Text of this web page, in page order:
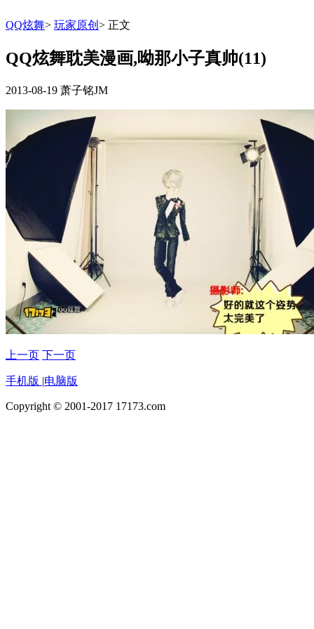
QQ炫舞> 玩家原创 > 正文
QQ炫舞耽美漫画,呦那小子真帅(11)
2013-08-19 萧子铭JM
上一页 下一页
手机版 |电脑版
Copyright © 2001-2017 17173.com